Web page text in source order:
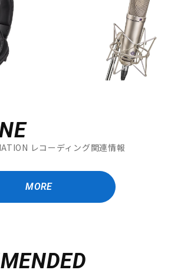
レコーディング関連情報
MORE